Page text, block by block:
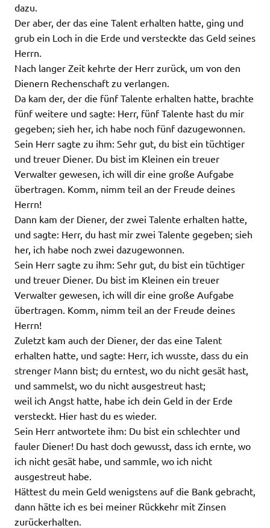
dazu.
Der aber, der das eine Talent erhalten hatte, ging und
grub ein Loch in die Erde und versteckte das Geld seines
Herrn.
Nach langer Zeit kehrte der Herr zurück, um von den
Dienern Rechenschaft zu verlangen.
Da kam der, der die fünf Talente erhalten hatte, brachte
fünf weitere und sagte: Herr, fünf Talente hast du mir
gegeben; sieh her, ich habe noch fünf dazugewonnen.
Sein Herr sagte zu ihm: Sehr gut, du bist ein tüchtiger
und treuer Diener. Du bist im Kleinen ein treuer
Verwalter gewesen, ich will dir eine große Aufgabe
übertragen. Komm, nimm teil an der Freude deines
Herrn!
Dann kam der Diener, der zwei Talente erhalten hatte,
und sagte: Herr, du hast mir zwei Talente gegeben; sieh
her, ich habe noch zwei dazugewonnen.
Sein Herr sagte zu ihm: Sehr gut, du bist ein tüchtiger
und treuer Diener. Du bist im Kleinen ein treuer
Verwalter gewesen, ich will dir eine große Aufgabe
übertragen. Komm, nimm teil an der Freude deines
Herrn!
Zuletzt kam auch der Diener, der das eine Talent
erhalten hatte, und sagte: Herr, ich wusste, dass du ein
strenger Mann bist; du erntest, wo du nicht gesät hast,
und sammelst, wo du nicht ausgestreut hast;
weil ich Angst hatte, habe ich dein Geld in der Erde
versteckt. Hier hast du es wieder.
Sein Herr antwortete ihm: Du bist ein schlechter und
fauler Diener! Du hast doch gewusst, dass ich ernte, wo
ich nicht gesät habe, und sammle, wo ich nicht
ausgestreut habe.
Hättest du mein Geld wenigstens auf die Bank gebracht,
dann hätte ich es bei meiner Rückkehr mit Zinsen
zurückerhalten.